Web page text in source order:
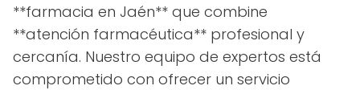
**farmacia en Jaén** que combine
**atención farmacéutica** profesional y
cercanía. Nuestro equipo de expertos está
comprometido con ofrecer un servicio